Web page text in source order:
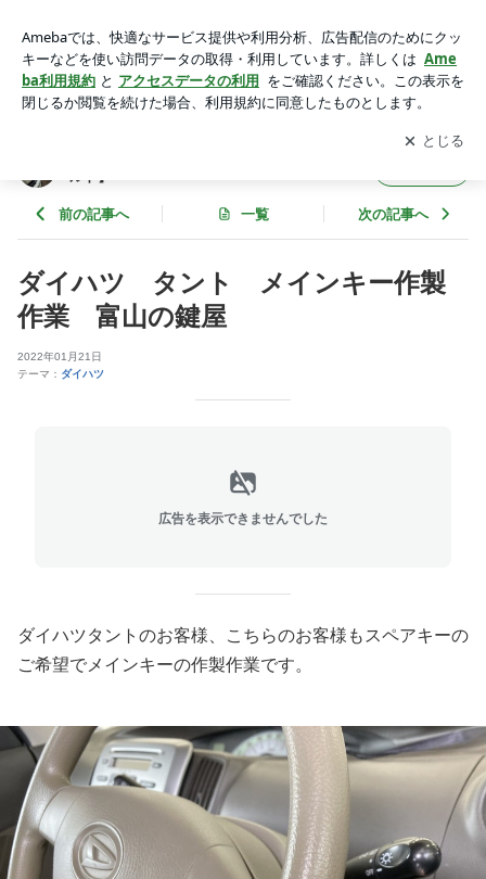
ならお任せ! 富山県の鍵屋【ロックワールド】
アプリをダウンロードして ブログの更新通知
を受け取りまし
ょう。
開く
ルド】
前の記事へ 一覧 次の記事へ
ダイハツ タント メインキー作製
作業 富山の鍵屋
2022年01月21日
テーマ： ダイハツ
広告を表示できませんでした
ダイハツタントのお客様、こちらのお客様もスペアキーの
ご希望でメインキーの作製作業です。